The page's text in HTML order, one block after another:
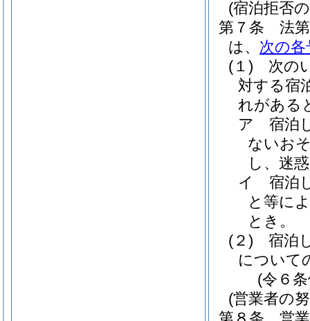
(宿泊拒否
第７条
法
は、 次の各
(１)
次の
対する宿
れがある
ア
宿泊
ないお
し、迷
イ
宿泊
と等に
とき。
(２)
宿泊
について
(令６
(営業者の